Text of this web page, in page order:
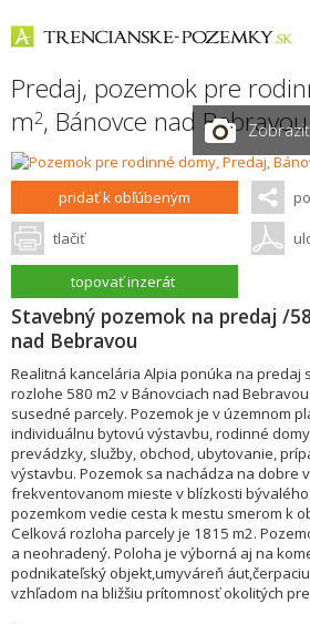
Predaj, pozemok pre
m2, Bánovce nad Bebravou
pridať k obľúbeným
tlačiť
topovať inzerát
Stavebný pozemok na predaj /
nad Bebravou
Realitná kancelária Alpia ponúka na predaj
rozlohe 580 m2 v Bánovciach nad
susedné parcely. Pozemok je v územnom
individuálnu bytovú výstavbu, rodinné
prevádzky, služby, obchod, ubytovanie,
výstavbu. Pozemok sa nachádza na dobre
frekventovanom mieste v blízkosti bývalého
pozemkom vedie cesta k mestu smerom k
Celková rozloha parcely je 1815 m2.
a neohradený. Poloha je výborná aj na
podnikateľský objekt,umyváreň
vzhľadom na bližšiu prítomnosť okolitých